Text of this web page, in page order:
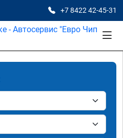
+7 8422 42-45-31